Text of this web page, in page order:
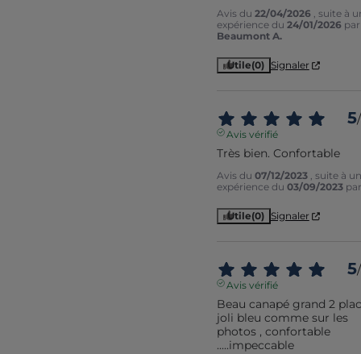
Avis du 22/04/2026 , suite à
expérience du 24/01/2026 par
Beaumont A.
Utile(0) Signaler
5/
Avis vérifié
Très bien. Confortable
Avis du 07/12/2023 , suite à
expérience du 03/09/2023
Utile(0) Signaler
5/
Avis vérifié
Beau canapé grand 2
joli bleu comme sur les
photos , confortable
.....impeccable